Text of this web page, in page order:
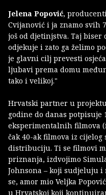
Jelena Popović,
Cvijanović i ja znamo svih
još od djetinjstva. Taj
odjekuje i zato ga želimo
je glavni cilj prevesti
ljubavi prema domu
tako i velikoj."
Hrvatski partner u
godine do danas
eksperimentalnih filmova
čak 40-ak filmova iz
distribuciju. Ti se filmovi
priznanja, izdvojimo
Johnsona – koji sudjeluju i
se, amor mio Veljka
u Hrvatskoj koji